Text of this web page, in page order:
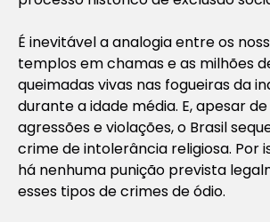
É inevitável a analogia entre os
templos em chamas e as milhões
queimadas vivas nas fogueiras da
durante a idade média. E, apesar
agressões e violações, o Brasil
crime de intolerância religiosa. Por
há nenhuma punição prevista
esses tipos de crimes de ódio.